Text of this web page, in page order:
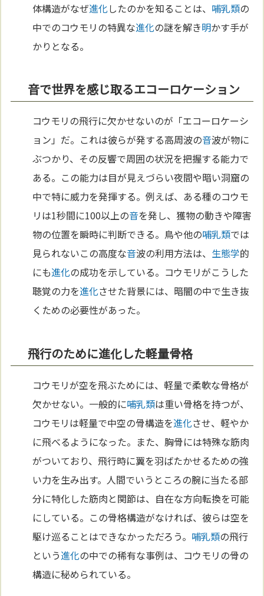
体構造がなぜ進化したのかを知ることは、 哺乳類の
中でのコウモリの特異な進化の謎を解き明かす手が
かりとなる。
音で世界を感じ取るエコーロケーション
コウモリの飛行に欠かせないのが「エコーロケーシ
ョン」だ。これは彼らが発する高周波の音波が物に
ぶつかり、その反響で周囲の状況を把握する能力で
ある。この能力は目が見えづらい夜間や暗い洞窟の
中で特に威力を発揮する。例えば、ある種のコウモ
リは1秒間に100以上の音を発し、獲物の動きや障害
物の位置を瞬時に判断できる。鳥や他の哺乳類では
見られないこの高度な音波の利用方法は、 生態学的
にも進化の成功を示している。コウモリがこうした
聴覚の力を進化させた背景には、暗闇の中で生き抜
くための必要性があった。
飛行のために進化した軽量骨格
コウモリが空を飛ぶためには、軽量で柔軟な骨格が
欠かせない。一般的に哺乳類は重い骨格を持つが、
コウモリは軽量で中空の骨構造を進化させ、軽やか
に飛べるようになった。また、胸骨には特殊な筋肉
がついており、飛行時に翼を羽ばたかせるための強
い力を生み出す。人間でいうところの腕に当たる部
分に特化した筋肉と関節は、自在な方向転換を可能
にしている。この骨格構造がなければ、彼らは空を
駆け巡ることはできなかっただろう。 哺乳類の飛行
という進化の中での稀有な事例は、コウモリの骨の
構造に秘められている。